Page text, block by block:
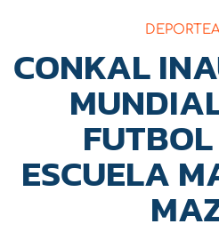
CONKAL
ESCUELA